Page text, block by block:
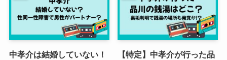
中孝介は結婚していない！
【特定】中孝介が行った品